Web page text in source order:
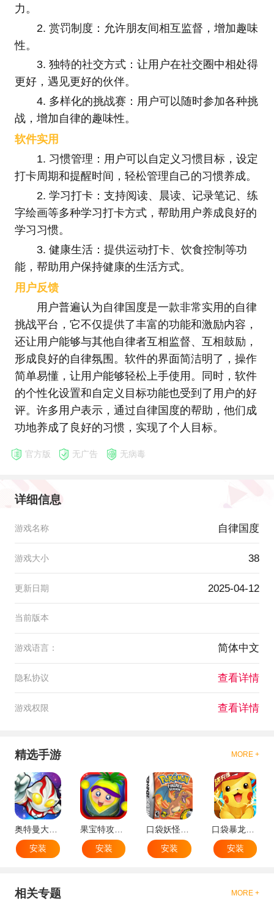
力。
2. 赏罚制度：允许朋友间相互监督，增加趣味
性。
3. 独特的社交方式：让用户在社交圈中相处得
更好，遇见更好的伙伴。
4. 多样化的挑战赛：用户可以随时参加各种挑
战，增加自律的趣味性。
软件实用
1. 习惯管理：用户可以自定义习惯目标，设定
打卡周期和提醒时间，轻松管理自己的习惯养成。
2. 学习打卡：支持阅读、晨读、记录笔记、练
字绘画等多种学习打卡方式，帮助用户养成良好的
学习习惯。
3. 健康生活：提供运动打卡、饮食控制等功
能，帮助用户保持健康的生活方式。
用户反馈
用户普遍认为自律国度是一款非常实用的自律
挑战平台，它不仅提供了丰富的功能和激励内容，
还让用户能够与其他自律者互相监督、互相鼓励，
形成良好的自律氛围。软件的界面简洁明了，操作
简单易懂，让用户能够轻松上手使用。同时，软件
的个性化设置和自定义目标功能也受到了用户的好
评。许多用户表示，通过自律国度的帮助，他们成
功地养成了良好的习惯，实现了个人目标。
官方版 无广告 无病毒
详细信息
游戏名称 自律国度
游戏大小 38
更新日期 2025-04-12
当前版本
游戏语言： 简体中文
隐私协议 查看详情
游戏权限 查看详情
精选手游 MORE +
奥特曼大战小怪兽
安装
安装
安装
安装
相关专题 MORE +